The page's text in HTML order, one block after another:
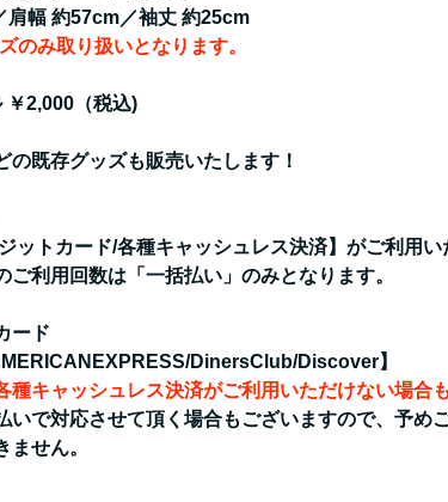
幅 約57cm／袖丈 約25cm
のみ取り扱いとなります。
￥2,000（税込)
の既存グッズも販売いたします！
ットカード/各種キャッシュレス決済】がご利用い
ご利用回数は「一括払い」のみとなります。
ード
DinersClub/Discover】
キャッシュレス決済がご利用いただけない場合も
いで対応させて頂く場合もございますので、予め
せん。